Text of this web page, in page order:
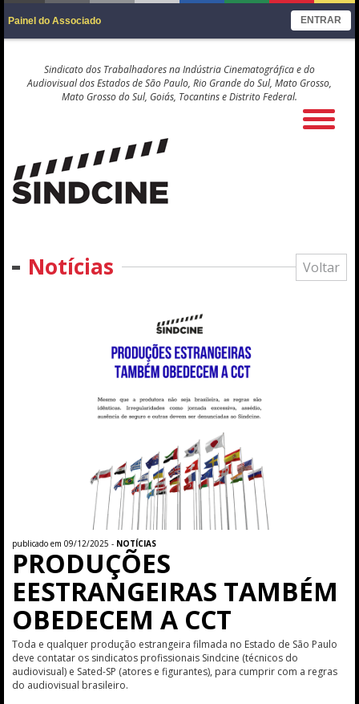
Painel do Associado ENTRAR
Sindicato dos Trabalhadores na Indústria Cinematográfica e do
Audiovisual dos Estados de São Paulo, Rio Grande do Sul, Mato Grosso,
Mato Grosso do Sul, Goiás, Tocantins e Distrito Federal.
Voltar
Notícias
publicado em 09/12/2025 - NOTÍCIAS
PRODUÇÕES
EESTRANGEIRAS TAMBÉM
OBEDECEM A CCT
Toda e qualquer produção estrangeira filmada no Estado de São Paulo
deve contatar os sindicatos profissionais Sindcine (técnicos do
audiovisual) e Sated-SP (atores e figurantes), para cumprir com a regras
do audiovisual brasileiro.